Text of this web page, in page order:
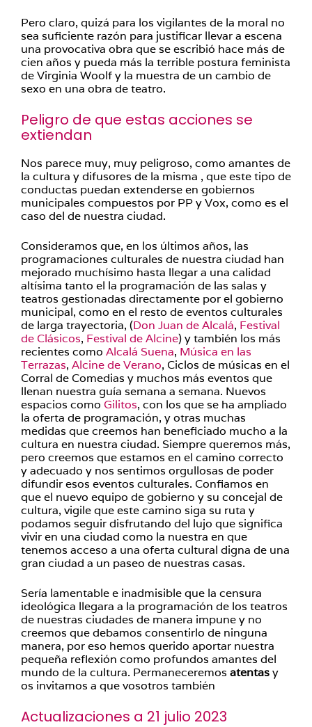
Pero claro, quizá para los vigilantes de la moral no
sea suficiente razón para justificar llevar a escena
una provocativa obra que se escribió hace más de
cien años y pueda más la terrible postura feminista
de Virginia Woolf y la muestra de un cambio de
sexo en una obra de teatro.
Peligro de que estas acciones se
extiendan
Nos parece muy, muy peligroso, como amantes de
la cultura y difusores de la misma , que este tipo de
conductas puedan extenderse en gobiernos
municipales compuestos por PP y Vox, como es el
caso del de nuestra ciudad.
Consideramos que, en los últimos años, las
programaciones culturales de nuestra ciudad han
mejorado muchísimo hasta llegar a una calidad
altísima tanto el la programación de las salas y
teatros gestionadas directamente por el gobierno
municipal, como en el resto de eventos culturales
de larga trayectoria, (Don Juan de Alcalá, Festival
de Clásicos, Festival de Alcine) y también los más
recientes como Alcalá Suena, Música en las
Terrazas, Alcine de Verano, Ciclos de músicas en el
Corral de Comedias y muchos más eventos que
llenan nuestra guía semana a semana. Nuevos
espacios como Gilitos, con los que se ha ampliado
la oferta de programación, y otras muchas
medidas que creemos han beneficiado mucho a la
cultura en nuestra ciudad. Siempre queremos más,
pero creemos que estamos en el camino correcto
y adecuado y nos sentimos orgullosas de poder
difundir esos eventos culturales. Confiamos en
que el nuevo equipo de gobierno y su concejal de
cultura, vigile que este camino siga su ruta y
podamos seguir disfrutando del lujo que significa
vivir en una ciudad como la nuestra en que
tenemos acceso a una oferta cultural digna de una
gran ciudad a un paseo de nuestras casas.
Sería lamentable e inadmisible que la censura
ideológica llegara a la programación de los teatros
de nuestras ciudades de manera impune y no
creemos que debamos consentirlo de ninguna
manera, por eso hemos querido aportar nuestra
pequeña reflexión como profundos amantes del
mundo de la cultura. Permaneceremos atentasy
os invitamos a que vosotros también
Actualizaciones a 21 julio 2023